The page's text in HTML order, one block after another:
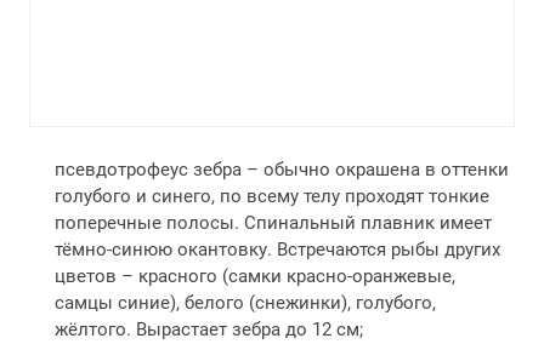
псевдотрофеус зебра – обычно окрашена в оттенки
голубого и синего, по всему телу проходят тонкие
поперечные полосы. Спинальный плавник имеет
тёмно-синюю окантовку. Встречаются рыбы других
цветов – красного (самки красно-оранжевые,
самцы синие), белого (снежинки), голубого,
жёлтого. Вырастает зебра до 12 см;